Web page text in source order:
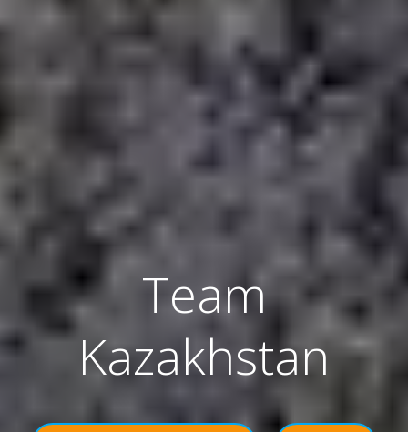
Team
Kazakhstan